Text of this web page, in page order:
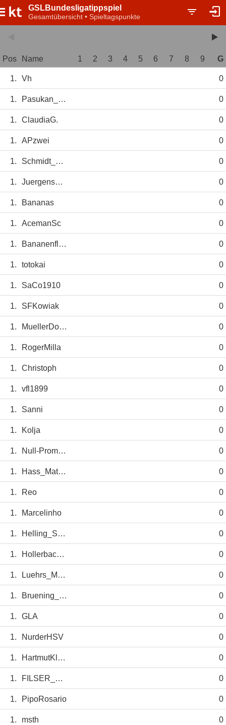
GSLBundesligatippspiel
Gesamtübersicht • Spieltagspunkte
Pos Name 1 2 3 4 5 6 7 8 9 G
1. Vh 0
1. Pasukan_Lejla 0
1. ClaudiaG. 0
1. APzwei 0
1. Schmidt_Seb 0
1. Juergens_Cord 0
1. Bananas 0
1. AcemanSc 0
1. Bananenflanke 0
1. totokai 0
1. SaCo1910 0
1. SFKowiak 0
1. MuellerDominik 0
1. RogerMilla 0
1. Christoph 0
1. vfl1899 0
1. Sanni 0
1. Kolja 0
1. Null-Promille 0
1. Hass_Matthias 0
1. Reo 0
1. Marcelinho 0
1. Helling_Susanne 0
1. Hollerbach_Pat 0
1. Luehrs_Matthias 0
1. Bruening_Hartmu 0
1. GLA 0
1. NurderHSV 0
1. HartmutKleen 0
1. FILSER_THOMAS 0
1. PipoRosario 0
1. msth 0